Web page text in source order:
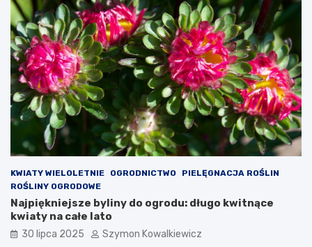
KWIATY WIELOLETNIE OGRODNICTWO
PIELĘGNACJA ROŚLIN
ROŚLINY OGRODOWE
Najpiękniejsze byliny do ogrodu: długo kwitnące
kwiaty na całe lato
30 lipca 2025 Szymon Kowalkiewicz